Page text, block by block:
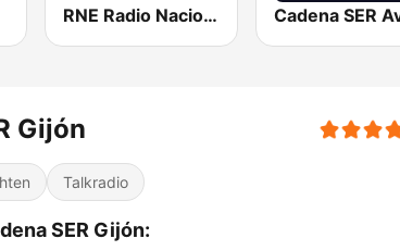
RNE Radio Nacional
Gijón
Talkradio
SER Gijón: